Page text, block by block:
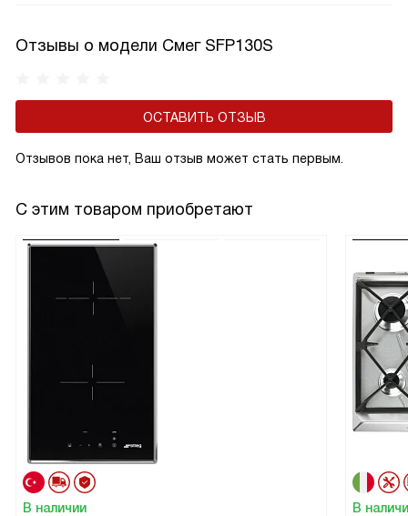
Отзывы о модели Смег SFP130S
ОСТАВИТЬ ОТЗЫВ
Отзывов пока нет, Ваш отзыв может стать первым.
С этим товаром приобретают
В наличии В